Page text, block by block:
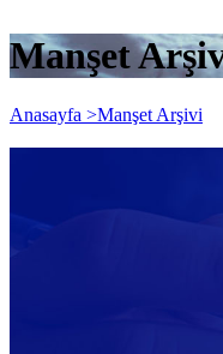
Manşet
Anasayfa >Manşet Arşivi